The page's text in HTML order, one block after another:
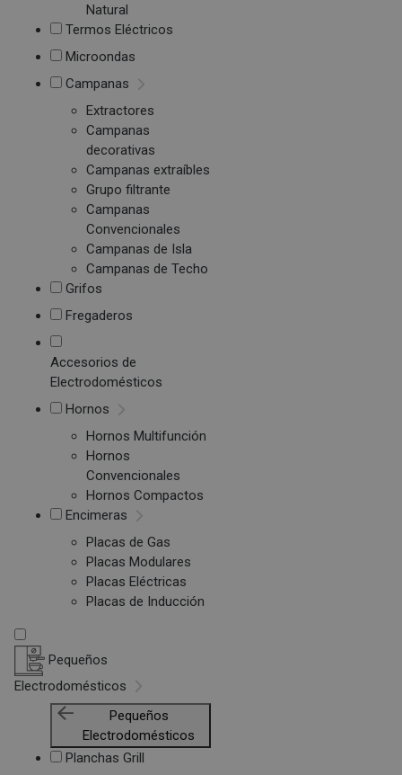
Natural
Termos Eléctricos
Microondas
Campanas
Extractores
Campanas
decorativas
Campanas extraíbles
Grupo filtrante
Campanas
Convencionales
Campanas de Isla
Campanas de Techo
Grifos
Fregaderos
Accesorios de
Electrodomésticos
Hornos
Hornos Multifunción
Hornos
Convencionales
Hornos Compactos
Encimeras
Placas de Gas
Placas Modulares
Placas Eléctricas
Placas de Inducción
Pequeños
Electrodomésticos
Pequeños
Electrodomésticos
Planchas Grill